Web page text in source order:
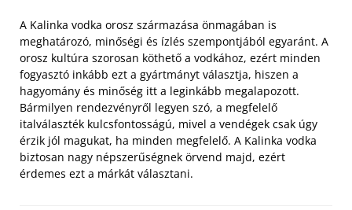
A Kalinka vodka orosz származása önmagában is
meghatározó, minőségi és ízlés szempontjából egyaránt. A
orosz kultúra szorosan köthető a vodkához, ezért minden
fogyasztó inkább ezt a gyártmányt választja, hiszen a
hagyomány és minőség itt a leginkább megalapozott.
Bármilyen rendezvényről legyen szó, a megfelelő
italválaszték kulcsfontosságú, mivel a vendégek csak úgy
érzik jól magukat, ha minden megfelelő. A Kalinka vodka
biztosan nagy népszerűségnek örvend majd, ezért
érdemes ezt a márkát választani.